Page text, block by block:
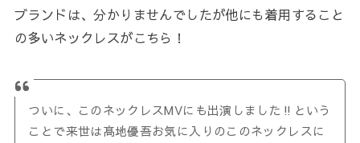
ブランドは、分かりませんでしたが他にも着用すること
の多いネックレスがこちら！
ついに、このネックレスMVにも出演しました‼️という
ことで来世は髙地優吾お気に入りのこのネックレスに